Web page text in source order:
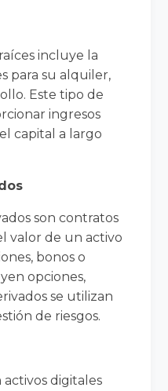
incluye la
para su alquiler,
Este tipo de
ingresos
capital a largo
son contratos
valor de un activo
bonos o
opciones,
se utilizan
de riesgos.
activos digitales